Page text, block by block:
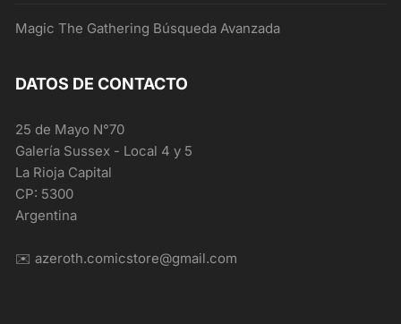
Magic The Gathering Búsqueda Avanzada
DATOS DE CONTACTO
25 de Mayo N°70
Galería Sussex - Local 4 y 5
La Rioja Capital
CP: 5300
Argentina
✉️ azeroth.comicstore@gmail.com